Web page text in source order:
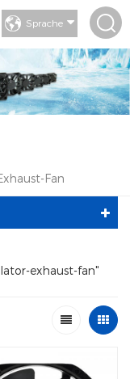
Sprache
Fan
exhaust-fan"